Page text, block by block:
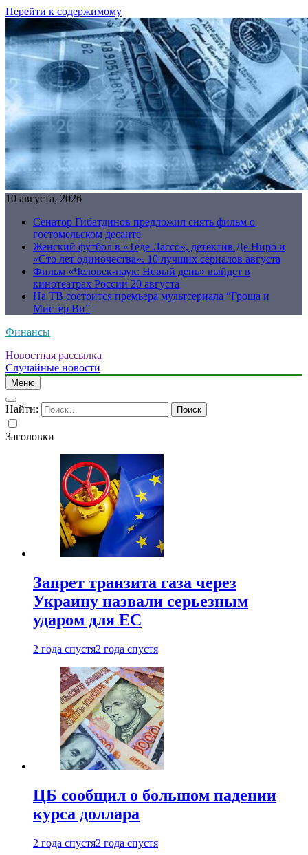
Перейти к содержимому
10 августа, 2026
Сенатор Гибатдинов предложил снять фильм о
гостомельском десанте
Женский футбол в «Теде Лассо», детектив Де Ниро и
«Сто лет одиночества». 10 лучших сериалов августа
Фильм «Человек-паук: Новый день» выйдет в
кинотеатрах России 20 августа
На ТВ состоится премьера мультсериала “Гроша и
Мистер Ви”
Финансы
Новостная рассылка
Случайные новости
Меню
Найти:
Заголовки
Запрет транзита газа через
Украину назвали серьезным
ударом для ЕС
2 года спустя2 года спустя
ЦБ сообщил о большом падении
курса доллара
2 года спустя2 года спустя